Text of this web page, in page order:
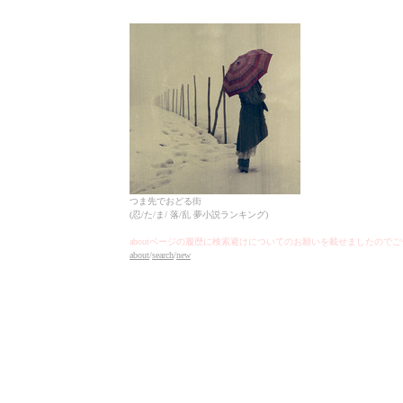
つま先でおどる街
(忍/た/ま/ 落/乱 夢小説ランキング)
aboutページの履歴に検索避けについてのお願いを載せましたのでご
about/search/new